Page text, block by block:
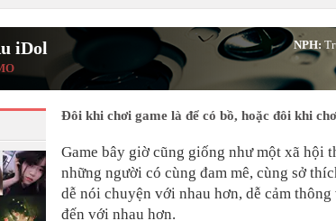
iDol NPH:
Đôi khi chơi game là để có bồ, hoặc đôi khi
Game bây giờ cũng giống như một xã hội
những người có cùng đam mê, cùng sở
dễ nói chuyện với nhau hơn, dễ cảm
đến với nhau hơn.